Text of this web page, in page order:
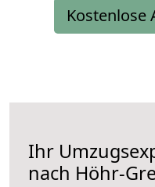
Kostenlose
Ihr
nach Höhr-